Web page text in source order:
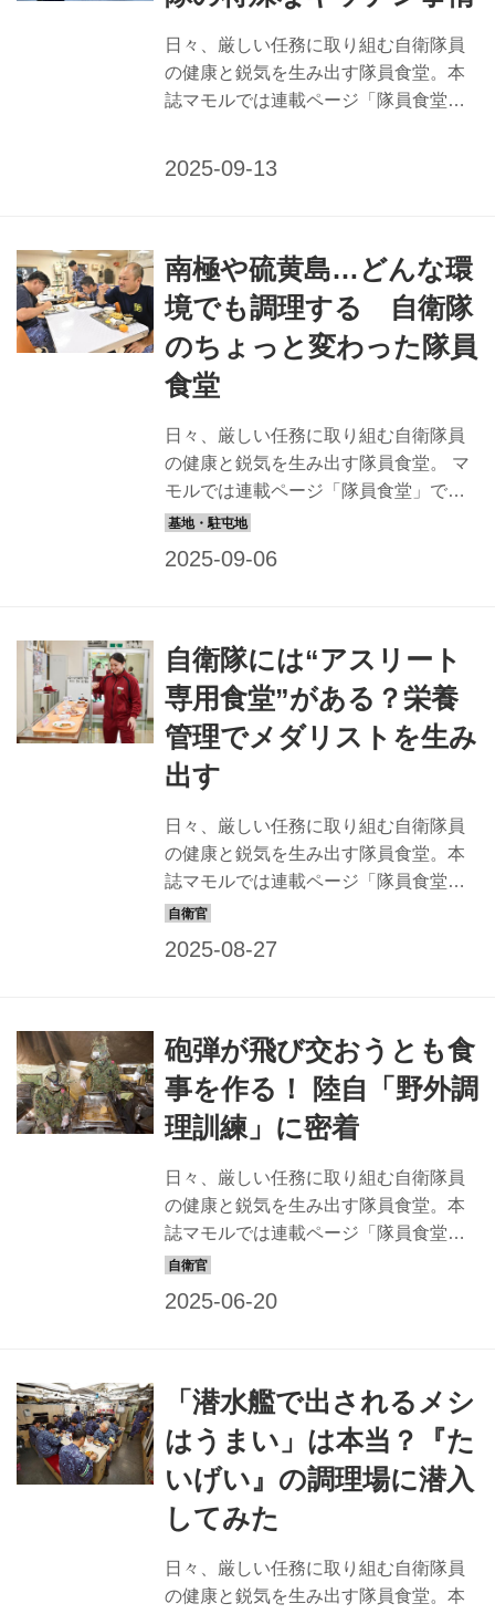
乗っていた沈没時を除く）という世界
最大の戦艦「大和」。艦内には冷房や
エレベーターが設置され、物資不足の
日々、厳しい任務に取り組む自衛隊員
の健康と鋭気を生み出す隊員食堂。本
誌マモルでは連載ページ「隊員食堂」
屯基地の調理場：民間人は入れない離
島で食べる絶品料理 【海栗島分屯基地
隊員食堂情報】 喫食数／非公表 特徴／
約50席ある食堂の窓からは、韓国・釜
山が望め、国境展望食堂といわれてい
る 人気メニュー／とんちゃん空上げ 朝
鮮半島が目と鼻の先、対馬列島の北端
に浮かぶ海栗島は、日本で唯一自衛官
しかいない島だ。島内の航空自衛...
南極や硫黄島…どんな環
境でも調理する 自衛隊
のちょっと変わった隊員
食堂
日々、厳しい任務に取り組む自衛隊員
の健康と鋭気を生み出す隊員食堂。 マ
モルでは連載ページ「隊員食堂」で全
国の隊員食堂の自慢メニューを紹介し
て寒くて揺れる艦艇で大人数の食事を
提供する 【『しらせ』隊員食堂情報】
喫食数／最大260食 特徴／60席ある食
堂は、小窓があるため明るく、外の光
を感じながら食事ができる 雰囲気／食
事時間はにぎやかだが、食堂には多く
の本も置いてあるため、食事以外の時
間には本を借りに来る隊員もいる 人気
メニュー／特に寒い環境で作業し...
自衛隊には“アスリート
専用食堂”がある？栄養
管理でメダリストを生み
出す
日々、厳しい任務に取り組む自衛隊員
の健康と鋭気を生み出す隊員食堂。本
誌マモルでは連載ページ「隊員食堂」
で全国の隊員食堂の自慢メニューを紹
席数は約110席。栄養や健康管理に関す
る情報が目につく所に張られていた
り、体育学校出身の歴代アスリートの
写真も掲げられている 雰囲気／同じ競
スしながら食事をしている 人気メニュ
ー／朝霞たっぷりタルタルフィッシュ
通常献立にプラスαのアスリートの勝負
めし 陸上自衛隊朝霞駐屯地（東...
砲弾が飛び交おうとも食
事を作る！ 陸自「野外調
理訓練」に密着
日々、厳しい任務に取り組む自衛隊員
の健康と鋭気を生み出す隊員食堂。本
誌マモルでは連載ページ「隊員食堂」
で全国の隊員食堂の自慢メニューを紹
ウトドアで食事を作る訓練があるとい
う。陸自唯一の調理専門課程である需
品学校初級陸曹特技課程「給養」の、
その名も野外調理訓練だ。その最終の
総合訓練となる「組訓練」では、組長1
人と組員5人の計6人が1班となり、陣地
にいる中隊の人数分の食事を作る。 屋
外で料理を作るというと、レジャーと
「潜水艦で出されるメシ
はうまい」は本当？『た
いげい』の調理場に潜入
してみた
日々、厳しい任務に取り組む自衛隊員
の健康と鋭気を生み出す隊員食堂。本